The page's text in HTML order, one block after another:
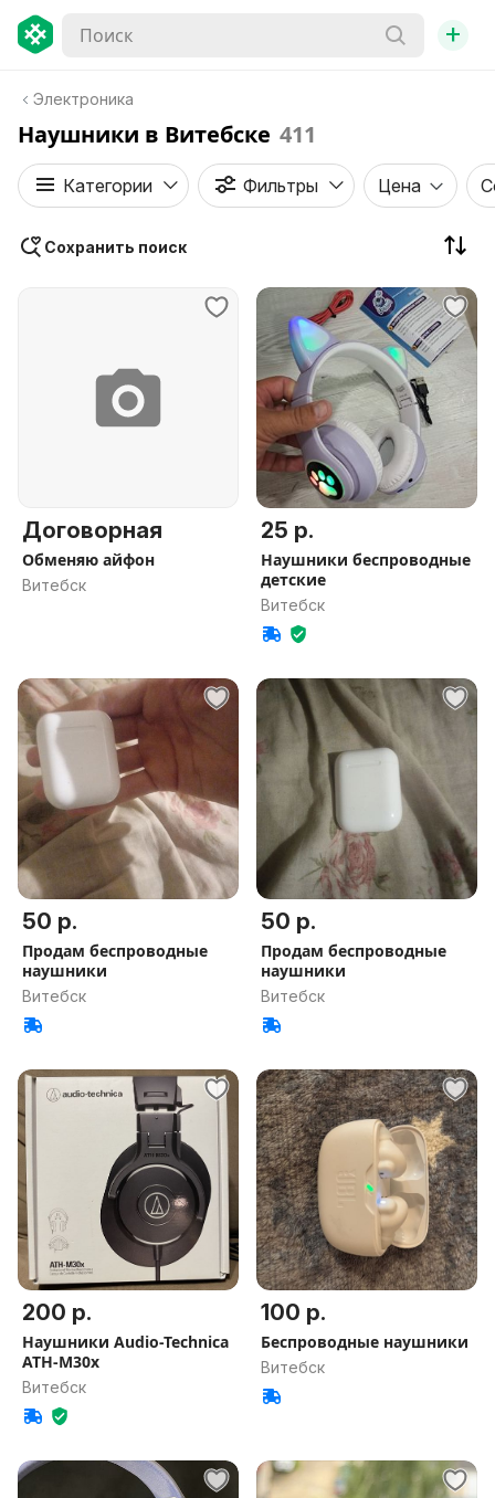
+
Электроника
Наушники в Витебске 411
Категории Фильтры Цена
Сохранить поиск
Договорная
Обменяю айфон
Витебск
25 р.
Наушники беспроводные
детские
Витебск
50 р.
Продам беспроводные
наушники
Витебск
50 р.
Продам беспроводные
наушники
Витебск
200 р.
Наушники Audio-Technica
ATH-M30x
Витебск
100 р.
Беспроводные наушники
Витебск